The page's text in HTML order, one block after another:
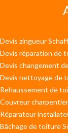
Devis zingueur
Devis réparation de
Devis changement
Devis nettoyage de
Rehaussement de
Couvreur
Réparateur
Bâchage de toiture